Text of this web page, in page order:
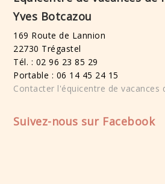
Yves Botcazou
169 Route de Lannion
22730 Trégastel
Tél. : 02 96 23 85 29
Portable : 06 14 45 24 15
Contacter l'équicentre de vacances
Suivez-nous sur Facebook